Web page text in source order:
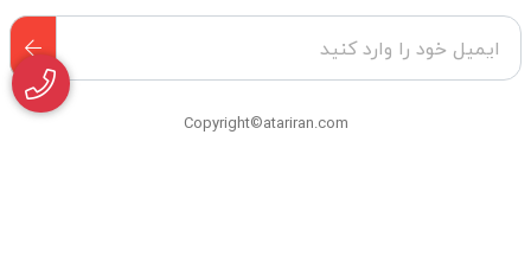
Copyright©atariran.com